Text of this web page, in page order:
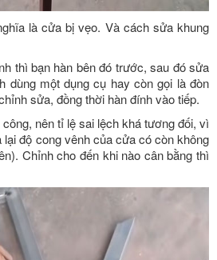
là cửa bị vẹo. Và cách sửa khung
thì bạn hàn bên đó trước, sau đó sửa
dùng một dụng cụ hay còn gọi là đòn
sửa, đồng thời hàn đính vào tiếp.
nên tỉ lệ sai lệch khá tương đối, vì
độ cong vênh của cửa có còn không
Chỉnh cho đến khi nào cân bằng thì